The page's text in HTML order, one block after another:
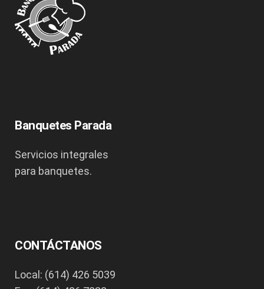
Banquetes Parada
Servicios integrales
para banquetes.
CONTÁCTANOS
Local: (614) 426 5039